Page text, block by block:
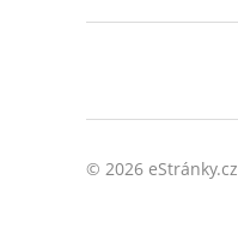
© 2026 eStránky.cz